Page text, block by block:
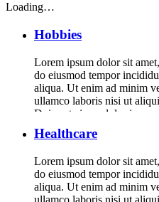
Loading…
Hobbies
Lorem ipsum dolor sit
do eiusmod tempor
aliqua. Ut enim ad minim
ullamco laboris nisi ut
Duis aute irure dolor in
ipsum dolor sit amet,
Healthcare
Lorem ipsum dolor sit
do eiusmod tempor
aliqua. Ut enim ad minim
ullamco laboris nisi ut